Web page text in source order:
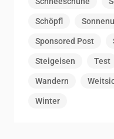
Schöpfl
Sponsored Post
Steigeisen Test
Wandern
Winter